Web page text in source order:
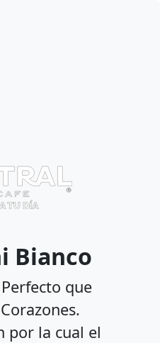
Bianco
que
por la cual el